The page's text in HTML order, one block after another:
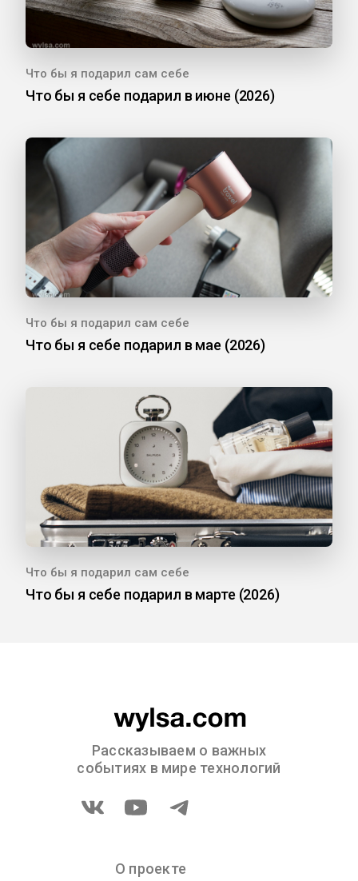
Что бы я подарил сам себе
Что бы я себе подарил в июне (2026)
Что бы я подарил сам себе
Что бы я себе подарил в мае (2026)
Что бы я подарил сам себе
Что бы я себе подарил в марте (2026)
Рассказываем о важных
событиях в мире технологий
О проекте